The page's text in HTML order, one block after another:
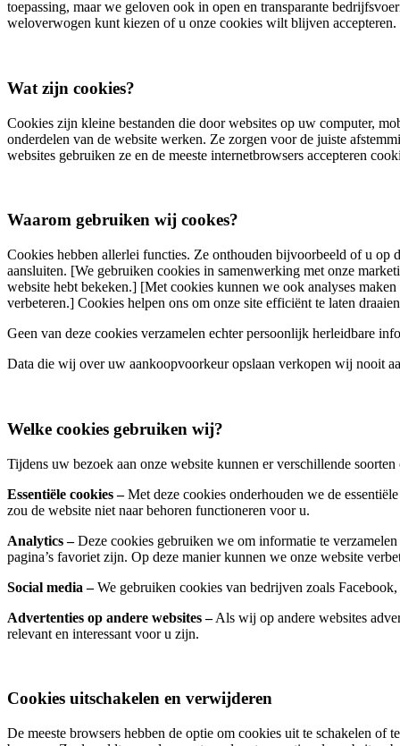
toepassing, maar we geloven ook in open en transparante
weloverwogen kunt kiezen of u onze cookies wilt blijven
Wat zijn cookies?
Cookies zijn kleine bestanden die door websites op uw computer,
onderdelen van de website werken. Ze zorgen voor de juiste
websites gebruiken ze en de meeste internetbrowsers accepteren
Waarom gebruiken wij cookes?
Cookies hebben allerlei functies. Ze onthouden bijvoorbeeld of u op
aansluiten. [We gebruiken cookies in samenwerking met onze
website hebt bekeken.] [Met cookies kunnen we ook analyses
verbeteren.] Cookies helpen ons om onze site efficiënt te laten
Geen van deze cookies verzamelen echter persoonlijk herleidbare
Data die wij over uw aankoopvoorkeur opslaan verkopen wij nooit
Welke cookies gebruiken wij?
Tijdens uw bezoek aan onze website kunnen er verschillende
Essentiële cookies –Met deze cookies onderhouden we de
zou de website niet naar behoren functioneren voor u.
Analytics –Deze cookies gebruiken we om informatie te
pagina’s favoriet zijn. Op deze manier kunnen we onze website
Social media –We gebruiken cookies van bedrijven zoals
Advertenties op andere websites –Als wij op andere websites
relevant en interessant voor u zijn.
Cookies uitschakelen en verwijderen
De meeste browsers hebben de optie om cookies uit te schakelen